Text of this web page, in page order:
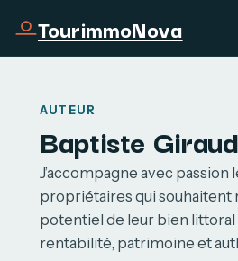
TourimmoNova
AUTEUR
Baptiste
J’accompagne avec
propriétaires qui souhaitent
potentiel de leur bien littoral
rentabilité, patrimoine et